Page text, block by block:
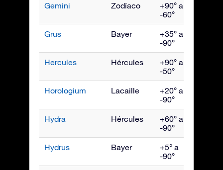
Gemini Zodíaco
+90° a
-60°
Grus Bayer
+35° a
-90°
Hercules Hércules
+90° a
-50°
Horologium Lacaille
+20° a
-90°
Hydra Hércules
+60° a
-90°
Hydrus Bayer
+5° a
-90°